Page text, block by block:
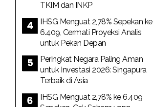
TKIM dan INKP
IHSG Menguat 2,78% Sepekan ke
6.409, Cermati Proyeksi Analis
untuk Pekan Depan
Peringkat Negara Paling Aman
untuk Investasi 2026: Singapura
Terbaik di Asia
IHSG Menguat 2,78% ke 6.409